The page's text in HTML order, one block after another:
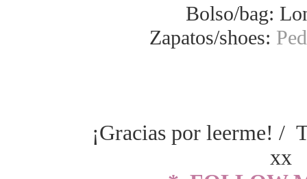
Bolso/bag:
Zapatos/shoes:
¡Gracias por leerme! /
xx